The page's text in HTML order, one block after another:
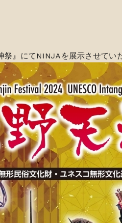
』にてNINJAを展示させてい